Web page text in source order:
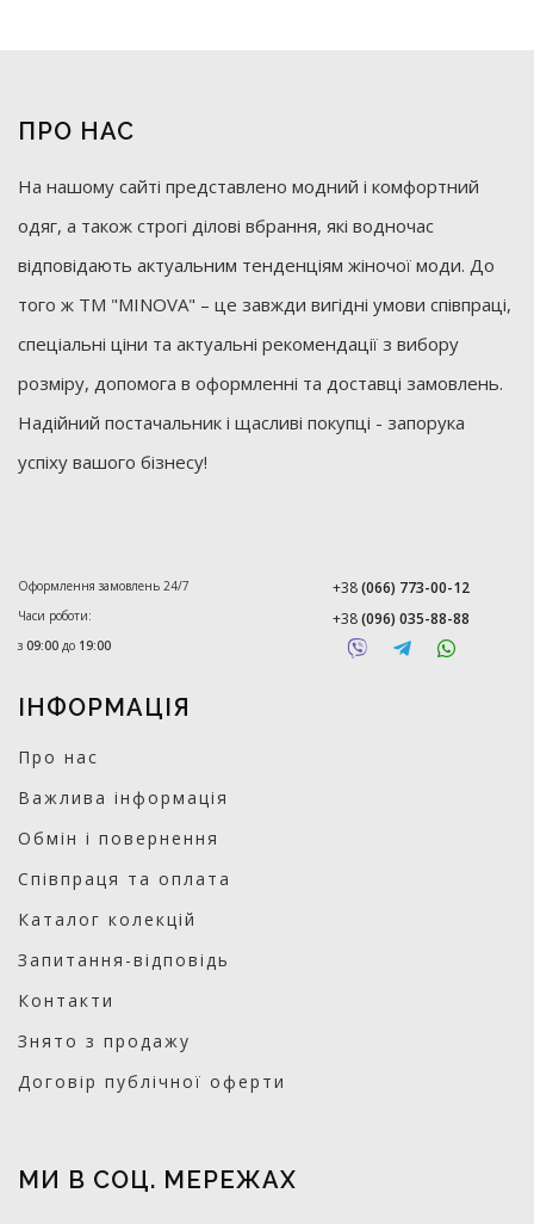
ПРО НАС
На нашому сайті представлено модний і комфортний
одяг, а також строгі ділові вбрання, які водночас
відповідають актуальним тенденціям жіночої моди. До
того ж ТМ "MINOVA" – це завжди вигідні умови співпраці,
спеціальні ціни та актуальні рекомендації з вибору
розміру, допомога в оформленні та доставці замовлень.
Надійний постачальник і щасливі покупці - запорука
успіху вашого бізнесу!
Оформлення замовлень 24/7
Часи роботи:
з 09:00 до 19:00
+38(066) 773-00-12
+38(096) 035-88-88
ІНФОРМАЦІЯ
Про нас
Важлива інформація
Обмін і повернення
Співпраця та оплата
Каталог колекцій
Запитання-відповідь
Контакти
Знято з продажу
Договір публічної оферти
МИ В СОЦ. МЕРЕЖАХ